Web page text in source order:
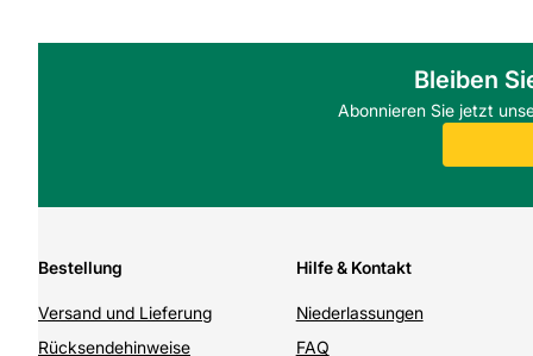
Bleiben
Abonnieren Sie jetzt
Bestellung
Versand und Lieferung
Rücksendehinweise
Hilfe & Kontakt
Niederlassungen
FAQ